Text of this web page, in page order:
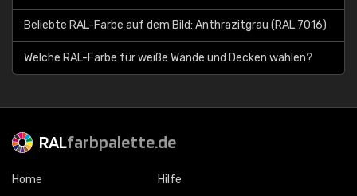
Beliebte RAL-Farbe auf dem Bild: Anthrazitgrau (RAL 7016)
Welche RAL-Farbe für weiße Wände und Decken wählen?
RALfarbpalette.de
Home
Hilfe